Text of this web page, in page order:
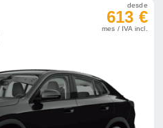
desde
613 €
mes / IVA incl.